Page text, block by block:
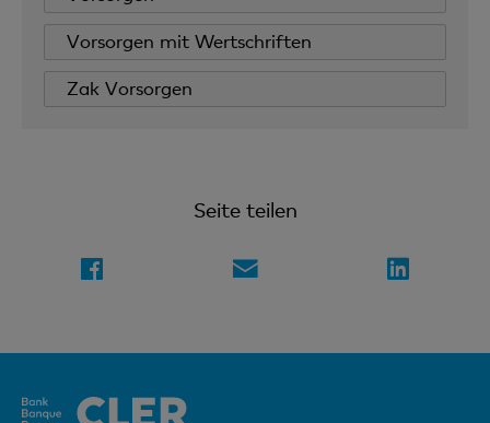
Vorsorgen mit Wertschriften
Zak Vorsorgen
Seite teilen